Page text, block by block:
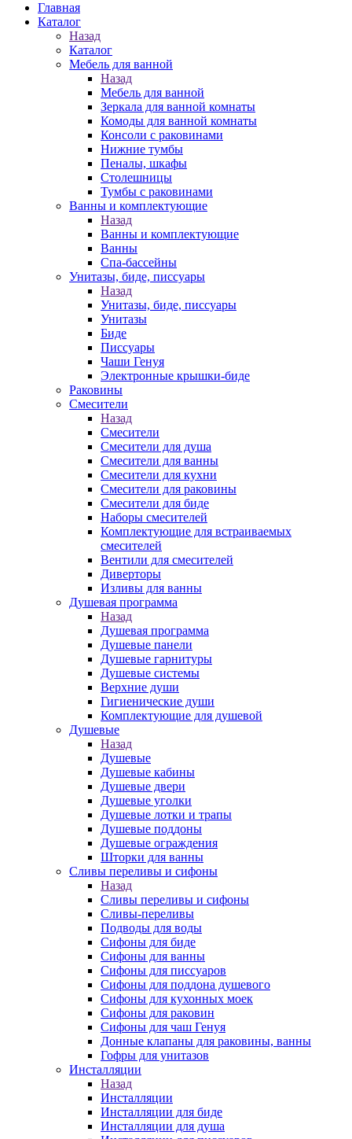
Главная
Каталог
Назад
Каталог
Мебель для ванной
Назад
Мебель для ванной
Зеркала для ванной комнаты
Комоды для ванной комнаты
Консоли с раковинами
Нижние тумбы
Пеналы, шкафы
Столешницы
Тумбы с раковинами
Ванны и комплектующие
Назад
Ванны и комплектующие
Ванны
Спа-бассейны
Унитазы, биде, писсуары
Назад
Унитазы, биде, писсуары
Унитазы
Биде
Писсуары
Чаши Генуя
Электронные крышки-биде
Раковины
Смесители
Назад
Смесители
Смесители для душа
Смесители для ванны
Смесители для кухни
Смесители для раковины
Смесители для биде
Наборы смесителей
Комплектующие для встраиваемых
смесителей
Вентили для смесителей
Диверторы
Изливы для ванны
Душевая программа
Назад
Душевая программа
Душевые панели
Душевые гарнитуры
Душевые системы
Верхние души
Гигиенические души
Комплектующие для душевой
Душевые
Назад
Душевые
Душевые кабины
Душевые двери
Душевые уголки
Душевые лотки и трапы
Душевые поддоны
Душевые ограждения
Шторки для ванны
Сливы переливы и сифоны
Назад
Сливы переливы и сифоны
Сливы-переливы
Подводы для воды
Сифоны для биде
Сифоны для ванны
Сифоны для писсуаров
Сифоны для поддона душевого
Сифоны для кухонных моек
Сифоны для раковин
Сифоны для чаш Генуя
Донные клапаны для раковины, ванны
Гофры для унитазов
Инсталляции
Назад
Инсталляции
Инсталляции для биде
Инсталляции для душа